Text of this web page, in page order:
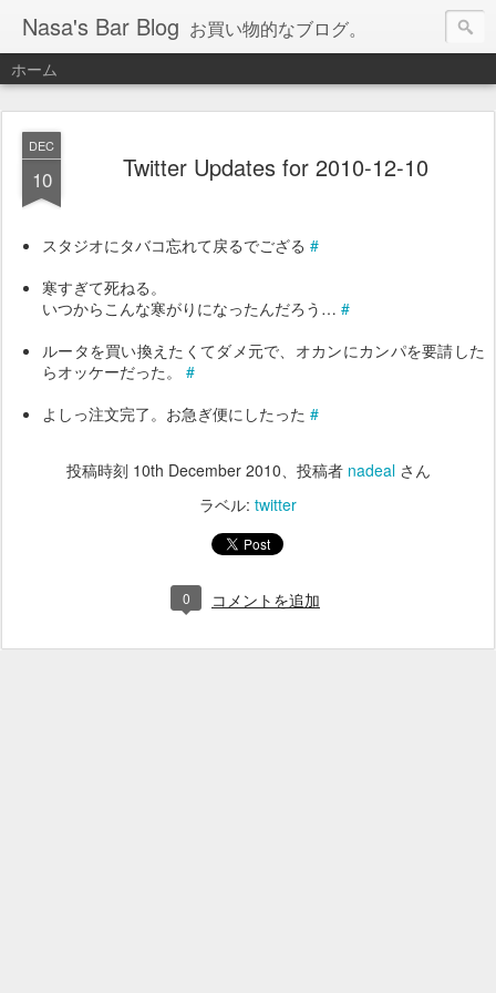
Nasa's Bar Blog お買い物的なブログ。
ホーム
DEC
10 Twitter Updates for 2010-12-10
スタジオにタバコ忘れて戻るでござる #
寒すぎて死ねる。
いつからこんな寒がりになったんだろう… #
ルータを買い換えたくてダメ元で、オカンにカンパを要請した
らオッケーだった。 #
よしっ注文完了。お急ぎ便にしたった #
投稿時刻 10th December 2010、投稿者 nadealさん
ラベル: twitter
0 コメントを追加